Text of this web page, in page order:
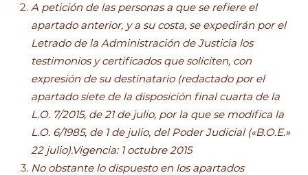
A petición de las personas a que se refiere el
apartado anterior, y a su costa, se expedirán por el
Letrado de la Administración de Justicia los
testimonios y certificados que soliciten, con
expresión de su destinatario (redactado por el
apartado siete de la disposición final cuarta de la
L.O. 7/2015, de 21 de julio, por la que se modifica la
L.O. 6/1985, de 1 de julio, del Poder Judicial («B.O.E.»
22 julio).Vigencia: 1 octubre 2015
No obstante lo dispuesto en los apartados